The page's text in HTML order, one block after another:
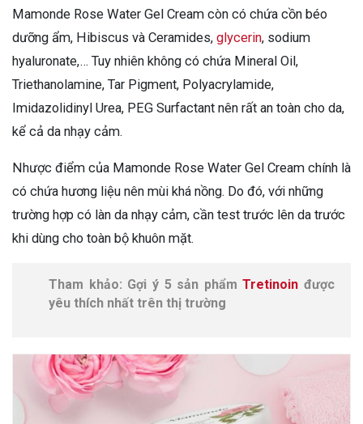
Mamonde Rose Water Gel Cream còn có chứa cồn béo
dưỡng ẩm, Hibiscus và Ceramides, glycerin, sodium
hyaluronate,… Tuy nhiên không có chứa Mineral Oil,
Triethanolamine, Tar Pigment, Polyacrylamide,
Imidazolidinyl Urea, PEG Surfactant nên rất an toàn cho da,
kể cả da nhạy cảm.
Nhược điểm của Mamonde Rose Water Gel Cream chính là
có chứa hương liệu nên mùi khá nồng. Do đó, với những
trường hợp có làn da nhạy cảm, cần test trước lên da trước
khi dùng cho toàn bộ khuôn mặt.
Tham khảo: Gợi ý 5 sản phẩmTretinoin được
yêu thích nhất trên thị trường